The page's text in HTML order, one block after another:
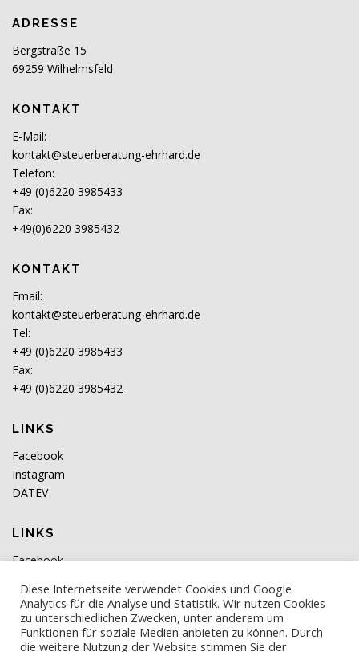
ADRESSE
Bergstraße 15
69259 Wilhelmsfeld
KONTAKT
E-Mail:
kontakt@steuerberatung-ehrhard.de
Telefon:
+49 (0)6220 3985433
Fax:
+49(0)6220 3985432
KONTAKT
Email:
kontakt@steuerberatung-ehrhard.de
Tel:
+49 (0)6220 3985433
Fax:
+49 (0)6220 3985432
LINKS
Facebook
Instagram
DATEV
LINKS
Facebook
Diese Internetseite verwendet Cookies und Google
Analytics für die Analyse und Statistik. Wir nutzen Cookies
zu unterschiedlichen Zwecken, unter anderem um
Funktionen für soziale Medien anbieten zu können. Durch
die weitere Nutzung der Website stimmen Sie der